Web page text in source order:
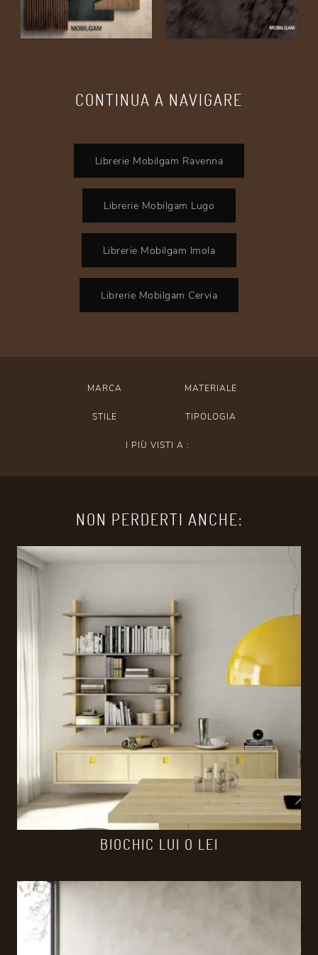
CONTINUA A NAVIGARE
Librerie Mobilgam Ravenna
Librerie Mobilgam Lugo
Librerie Mobilgam Imola
Librerie Mobilgam Cervia
MARCA MATERIALE
STILE TIPOLOGIA
I PIÙ VISTI A :
NON PERDERTI ANCHE:
BIOCHIC LUI O LEI